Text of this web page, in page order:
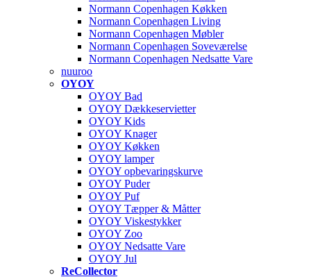
Normann Copenhagen Køkken
Normann Copenhagen Living
Normann Copenhagen Møbler
Normann Copenhagen Soveværelse
Normann Copenhagen Nedsatte Vare
nuuroo
OYOY
OYOY Bad
OYOY Dækkeservietter
OYOY Kids
OYOY Knager
OYOY Køkken
OYOY lamper
OYOY opbevaringskurve
OYOY Puder
OYOY Puf
OYOY Tæpper & Måtter
OYOY Viskestykker
OYOY Zoo
OYOY Nedsatte Vare
OYOY Jul
ReCollector